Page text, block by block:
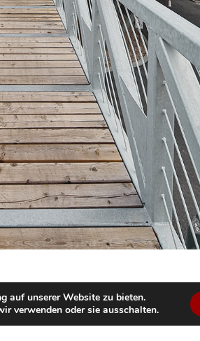
auf unserer Website zu bieten.
verwenden oder sie ausschalten.